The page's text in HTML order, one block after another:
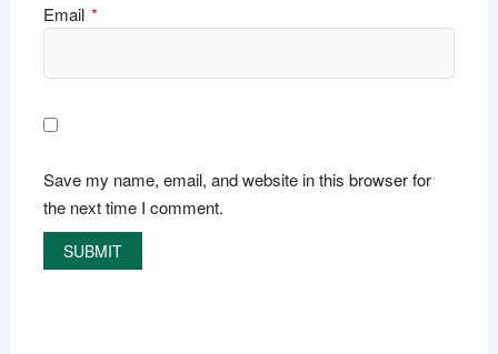
Email *
Save my name, email, and website in this browser for
the next time I comment.